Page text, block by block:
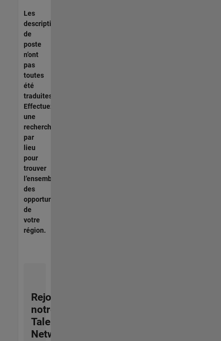
Les
descriptions
de
poste
n’ont
pas
toutes
été
traduites.
Effectuez
une
recherche
par
lieu
pour
trouver
l’ensemble
des
opportunités
de
votre
région.
Rejoignez
notre
Talent
Network